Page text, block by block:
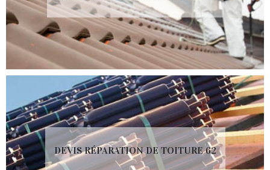
DEVIS RÉPARATION DE TOITURE 62